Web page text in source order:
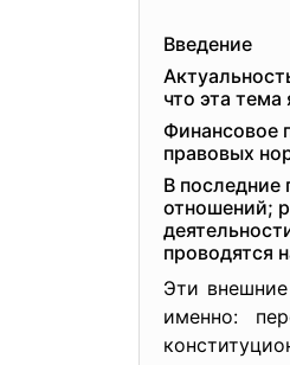
Введение
что эта
Финансовое
правовых
В последние
отношений;
проводятся
Эти
именно: